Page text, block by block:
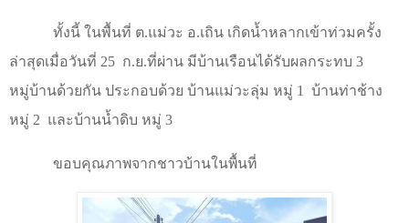
ทั้งนี้ ในพื้นที่ ต.แม่วะ อ.เถิน เกิดน้ำหลากเข้าท่วมครั้ง
ล่าสุดเมื่อวันที่ 25 ก.ย.ที่ผ่าน มีบ้านเรือนได้รับผลกระทบ 3
หมู่บ้านด้วยกัน ประกอบด้วย บ้านแม่วะลุ่ม หมู่ 1
บ้านท่าช้าง
หมู่ 2 และบ้านน้ำดิบ หมู่ 3
ขอบคุณภาพจากชาวบ้านในพื้นที่